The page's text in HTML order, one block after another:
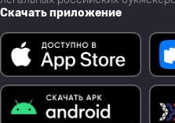
Скачать приложение